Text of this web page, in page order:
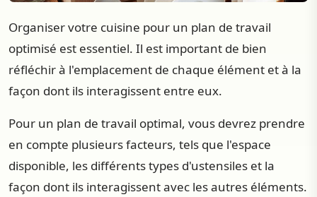
Organiser votre cuisine pour un plan de travail
optimisé est essentiel. Il est important de bien
réfléchir à l'emplacement de chaque élément et à la
façon dont ils interagissent entre eux.
Pour un plan de travail optimal, vous devrez prendre
en compte plusieurs facteurs, tels que l'espace
disponible, les différents types d'ustensiles et la
façon dont ils interagissent avec les autres éléments.